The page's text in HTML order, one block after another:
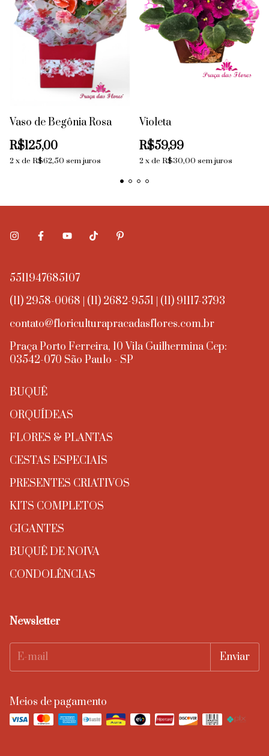
Vaso de Begônia Rosa
R$125,00
2 xde R$62,50 sem juros
Violeta
R$59,99
2 xde R$30,00 sem juros
5511947685107
(11) 2958-0068 | (11) 2682-9551 | (11) 91117-3793
contato@floriculturapracadasflores.com.br
Praça Porto Ferreira, 10 Vila Guilhermina Cep:
03542-070 São Paulo - SP
BUQUÊ
ORQUÍDEAS
FLORES & PLANTAS
CESTAS ESPECIAIS
PRESENTES CRIATIVOS
KITS COMPLETOS
GIGANTES
BUQUÊ DE NOIVA
CONDOLÊNCIAS
Newsletter
Meios de pagamento